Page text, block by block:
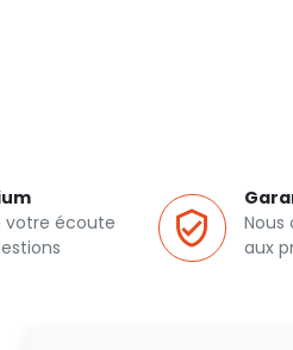
votre écoute
Nous
aux